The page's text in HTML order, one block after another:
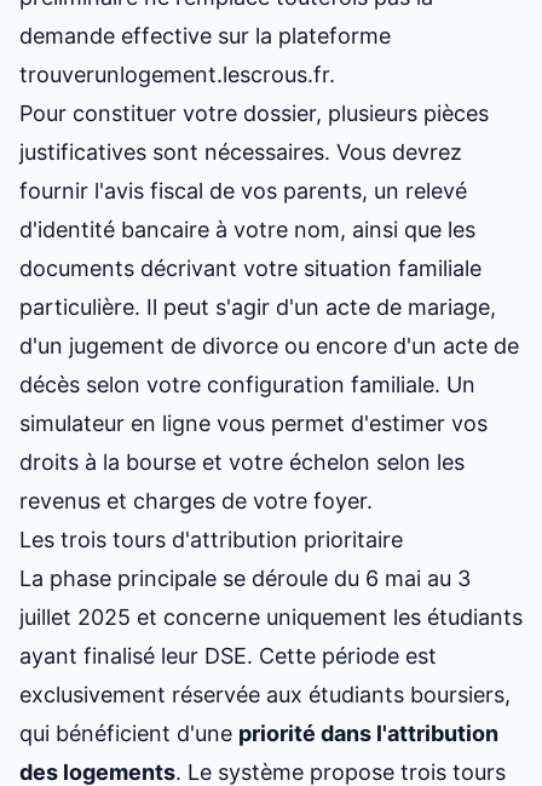
demande effective sur la plateforme
trouverunlogement.lescrous.fr.
Pour constituer votre dossier, plusieurs pièces
justificatives sont nécessaires. Vous devrez
fournir l'avis fiscal de vos parents, un relevé
d'identité bancaire à votre nom, ainsi que les
documents décrivant votre situation familiale
particulière. Il peut s'agir d'un acte de mariage,
d'un jugement de divorce ou encore d'un acte de
décès selon votre configuration familiale. Un
simulateur en ligne vous permet d'estimer vos
droits à la bourse et votre échelon selon les
revenus et charges de votre foyer.
Les trois tours d'attribution prioritaire
La phase principale se déroule du 6 mai au 3
juillet 2025 et concerne uniquement les étudiants
ayant finalisé leur DSE. Cette période est
exclusivement réservée aux étudiants boursiers,
qui bénéficient d'une priorité dans l'attribution
des logements. Le système propose trois tours